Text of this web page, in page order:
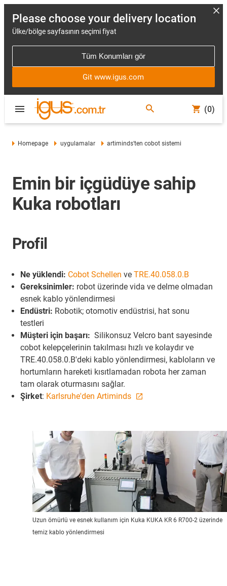
Please choose your delivery location
Ülke/bölge sayfasının seçimi fiyat
Tüm Konumları gör
Git www.igus.com
(0)
Homepage uygulamalar artiminds'ten cobot sistemi
Emin bir içgüdüye sahip
Kuka robotları
Profil
Ne yüklendi: Cobot Schellen ve TRE.40.058.0.B
Gereksinimler: robot üzerinde vida ve delme olmadan
esnek kablo yönlendirmesi
Endüstri: Robotik; otomotiv endüstrisi, hat sonu
testleri
Müşteri için başarı: Silikonsuz Velcro bant sayesinde
cobot kelepçelerinin takılması hızlı ve kolaydır ve
TRE.40.058.0.B'deki kablo yönlendirmesi, kabloların ve
hortumların hareketi kısıtlamadan robota her zaman
tam olarak oturmasını sağlar.
Şirket: Karlsruhe'den Artiminds
Uzun ömürlü ve esnek kullanım için Kuka KUKA KR 6 R700-2 üzerinde
temiz kablo yönlendirmesi